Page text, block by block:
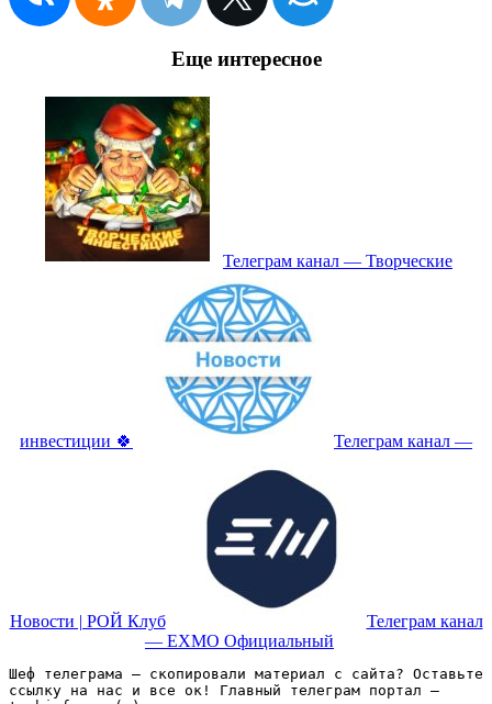
Еще интересное
Телеграм канал — Творческие
инвестиции 🍀 Телеграм канал —
Новости | РОЙ Клуб
Телеграм канал
— EXMO Официальный
Шеф телеграма – скопировали материал с сайта? Оставьте
ссылку на нас и все ок! Главный телеграм портал –